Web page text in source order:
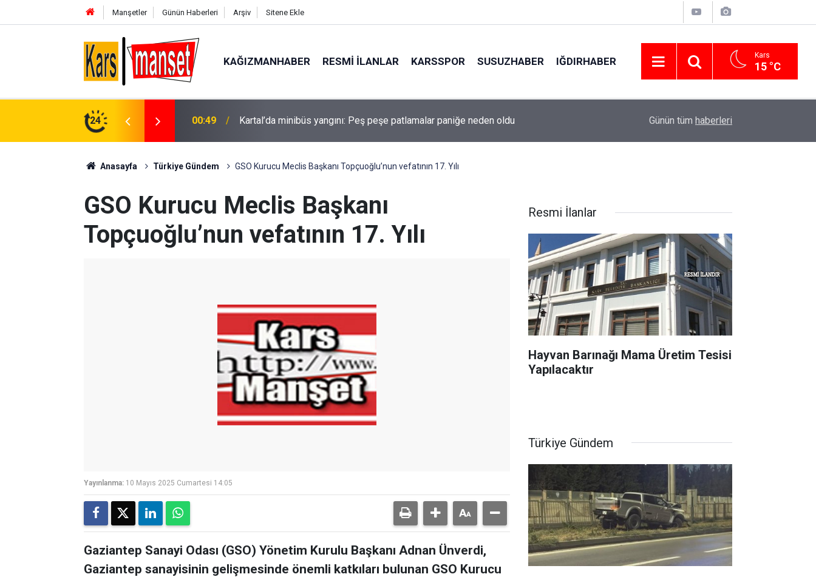
Manşetler Günün Haberleri Arşiv Sitene Ekle
KAĞIZMANHABER RESMI İLANLAR KARSSPOR SUSUZHABER IĞDIRHABER Kars
15 °C
24
makine arızası 00:49 Kartal’da minibüs yangını: Peş peşe patlamalar paniğe neden oldu Otomobilin çarptığı yaya hayatını kaybetti: O
Günün tüm haberleri
Anasayfa Türkiye Gündem GSO Kurucu Meclis Başkanı Topçuoğlu’nun vefatının 17. Yılı
GSO Kurucu Meclis Başkanı
Topçuoğlu’nun vefatının 17. Yılı
Yayınlanma: 10 Mayıs 2025 Cumartesi 14:05
Gaziantep Sanayi Odası (GSO) Yönetim Kurulu Başkanı Adnan Ünverdi,
Gaziantep sanayisinin gelişmesinde önemli katkıları bulunan GSO Kurucu
Resmi İlanlar
Hayvan Barınağı Mama Üretim Tesisi
Yapılacaktır
Türkiye Gündem